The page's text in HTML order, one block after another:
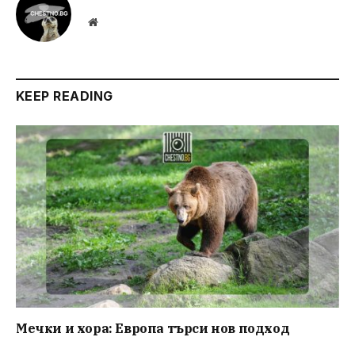
Website
KEEP READING
Мечки и хора: Европа търси нов подход